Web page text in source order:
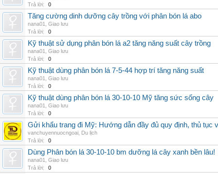
Trả lời:
0
Tăng cường dinh dưỡng cây trồng với phân bón lá abo
nana01
Giao lưu
Trả lời:
0
Kỹ thuật sử dụng phân bón lá a2 tăng năng suất cây trồng
nana01
Giao lưu
Trả lời:
0
Kỹ thuật dùng phân bón lá 7-5-44 hợp trí tăng năng suất
nana01
Giao lưu
Trả lời:
0
Kỹ thuật dùng phân bón lá 30-10-10 Mỹ tăng sức sống cây
nana01
Giao lưu
Trả lời:
0
Gửi khẩu trang đi Mỹ: Hướng dẫn đầy đủ quy định, thủ tục
vanchuyennuocngoai Du lịch
Trả lời:
0
Dùng Phân bón lá 30-10-10 bm dưỡng lá cây xanh bền lâu!
nana01
Giao lưu
Trả lời:
0